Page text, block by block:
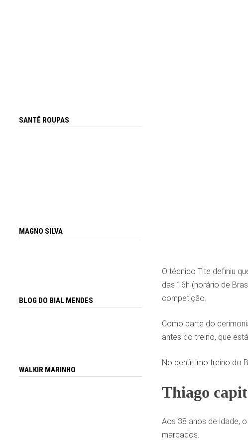
O técnico Tite definiu
das 16h (horário de
competição.
Como parte do
antes do treino, que
No penúltimo treino do
Thiago
Aos 38 anos de idade,
marcados.
SANTÊ ROUPAS
MAGNO SILVA
BLOG DO BIAL MENDES
WALKIR MARINHO